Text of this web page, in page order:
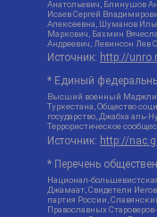
Анатольевич, Блинушов
Исаев Сергей
Алексеевна, Шуманов
Маркович, Бахмин
Андреевич, Левинсон Лев
Источник: http://
* Единый
Высший военный
Туркестана, Общество
государство, Джабха
Террористическое
Источник: http://
* Перечень
Национал-
Джамаат, Свидетели
партия России,
Православных